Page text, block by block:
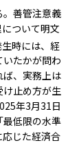
。善管注意義
ついて明文
時には、経
たかが問わ
ば、実務上は
け止め方が生
年3月31日
低限の水準
じた経済合